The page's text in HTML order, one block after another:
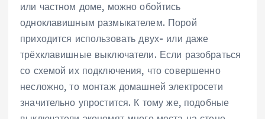
или частном доме, можно обойтись
одноклавишным размыкателем. Порой
приходится использовать двух- или даже
трёхклавишные выключатели. Если разобраться
со схемой их подключения, что совершенно
несложно, то монтаж домашней электросети
значительно упростится. К тому же, подобные